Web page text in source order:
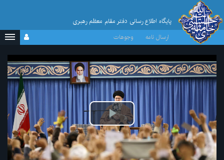
پایگاه اطلاع رسانی دفتر مقام معظم رهبری
ارسال نامه
وجوهات
پخش
ویدیو